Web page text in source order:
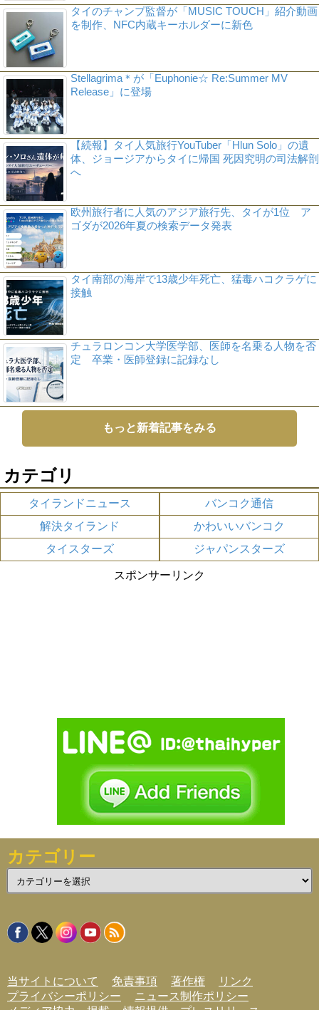
タイのチャンプ監督が「MUSIC TOUCH」紹介動画
を制作、NFC内蔵キーホルダーに新色
Stellagrima＊が「Euphonie☆ Re:Summer MV
Release」に登場
【続報】タイ人気旅行YouTuber「Hlun Solo」の遺
体、ジョージアからタイに帰国 死因究明の司法解剖
へ
欧州旅行者に人気のアジア旅行先、タイが1位 ア
ゴダが2026年夏の検索データ発表
タイ南部の海岸で13歳少年死亡、猛毒ハコクラゲに
接触
チュラロンコン大学医学部、医師を名乗る人物を否
定 卒業・医師登録に記録なし
もっと新着記事をみる
カテゴリ
タイランドニュース
バンコク通信
解決タイランド
かわいいバンコク
タイスターズ
ジャパンスターズ
スポンサーリンク
カテゴリー
テ
リ
ー
当サイトについて 免責事項 著作権
リンク
プライバシーポリシー
ニュース制作ポリシー